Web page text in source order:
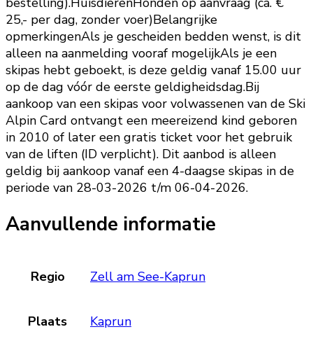
25,- per dag, zonder voer)Belangrijke
opmerkingenAls je gescheiden bedden wenst, is dit
alleen na aanmelding vooraf mogelijkAls je een
skipas hebt geboekt, is deze geldig vanaf 15.00 uur
op de dag vóór de eerste geldigheidsdag.Bij
aankoop van een skipas voor volwassenen van de Ski
Alpin Card ontvangt een meereizend kind geboren
in 2010 of later een gratis ticket voor het gebruik
van de liften (ID verplicht). Dit aanbod is alleen
geldig bij aankoop vanaf een 4-daagse skipas in de
periode van 28-03-2026 t/m 06-04-2026.
Aanvullende informatie
Regio Zell am See-Kaprun
Plaats Kaprun